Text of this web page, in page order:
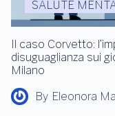
SALUTE
Il caso Corvetto:
disuguaglianza sui
Milano
By Eleonora